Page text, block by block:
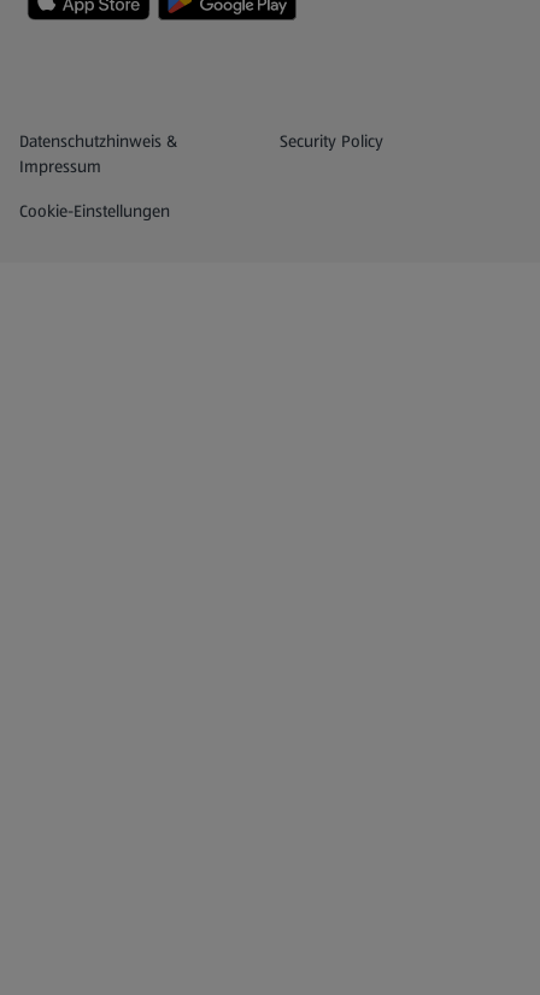
Datenschutz- und Richtlinienmenü
Datenschutzhinweis &
Impressum
Security Policy
(öffnet in einem neuen Tab)
Cookie-Einstellungen